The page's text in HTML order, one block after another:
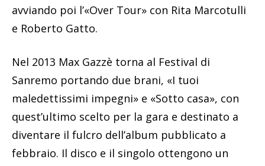
avviando poi l’«Over Tour» con Rita Marcotulli
e Roberto Gatto.
Nel 2013 Max Gazzè torna al Festival di
Sanremo portando due brani, «I tuoi
maledettissimi impegni» e «Sotto casa», con
quest’ultimo scelto per la gara e destinato a
diventare il fulcro dell’album pubblicato a
febbraio. Il disco e il singolo ottengono un